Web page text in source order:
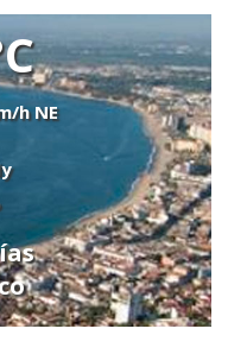
h NE